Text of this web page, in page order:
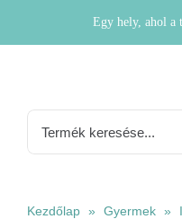
Egy hely, ahol a
Kezdőlap » Gyermek »